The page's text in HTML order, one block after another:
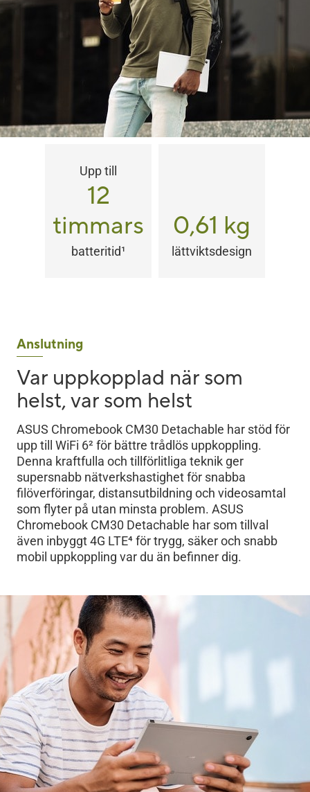
Upp till
12
timmars
batteritid1
0,61 kg
lättviktsdesign
Anslutning
Var uppkopplad när som
helst, var som helst
ASUS Chromebook CM30 Detachable har stöd för
upp till WiFi 62 för bättre trådlös uppkoppling.
Denna kraftfulla och tillförlitliga teknik ger
supersnabb nätverkshastighet för snabba
filöverföringar, distansutbildning och videosamtal
som flyter på utan minsta problem. ASUS
Chromebook CM30 Detachable har som tillval
även inbyggt 4G LTE4för trygg, säker och snabb
mobil uppkoppling var du än befinner dig.